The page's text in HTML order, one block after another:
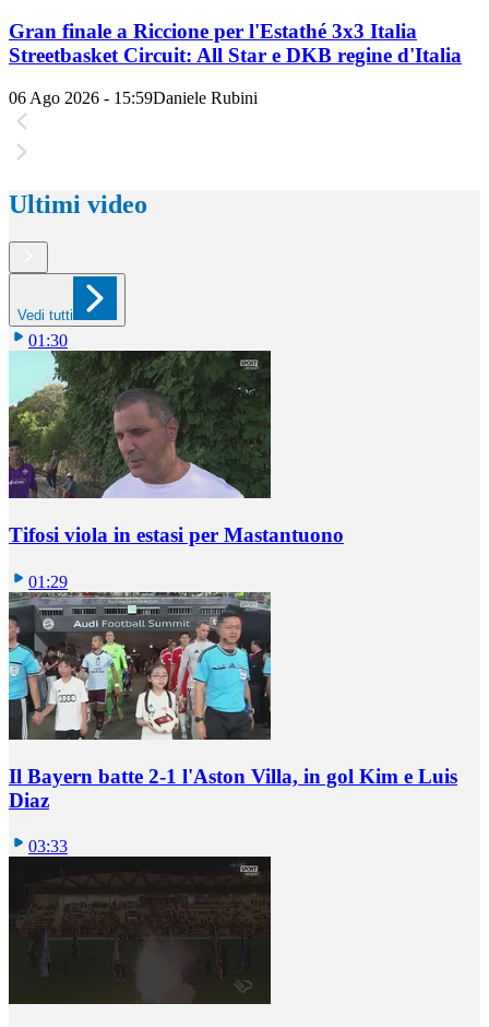
Gran finale a Riccione per l'Estathé 3x3 Italia
Streetbasket Circuit: All Star e DKB regine d'Italia
06 Ago 2026 - 15:59Daniele Rubini
Ultimi video
Vedi tutti
01:30
Tifosi viola in estasi per Mastantuono
01:29
Il Bayern batte 2-1 l'Aston Villa, in gol Kim e Luis
Diaz
03:33